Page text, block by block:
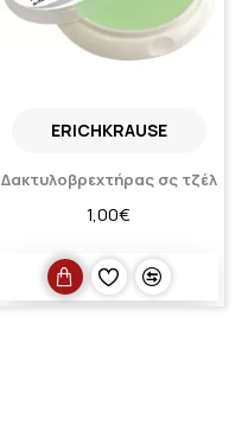
ERICHKRAUSE
Δακτυλοβρεχτήρας σς τζέλ
1,00€